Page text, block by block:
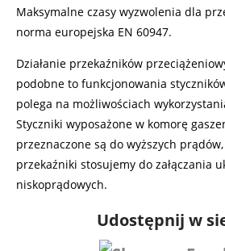
Maksymalne czasy wyzwolenia dla
norma europejska EN 60947.
Działanie przekaźników
podobne to funkcjonowania
polega na możliwościach
Styczniki wyposażone w komorę
przeznaczone są do wyższych
przekaźniki stosujemy do załączania
niskoprądowych.
Udostępnij w